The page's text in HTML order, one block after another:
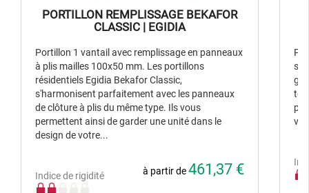
PORTILLON REMPLISSAGE BEKAFOR
CLASSIC | EGIDIA
Portillon 1 vantail avec remplissage en panneaux
à plis mailles 100x50 mm. Les portillons
résidentiels Egidia Bekafor Classic,
s'harmonisent parfaitement avec les panneaux
de clôture à plis du même type. Ils vous
permettent ainsi de garder une unité dans le
design de votre...
Indice de rigidité à partir de461,37 €